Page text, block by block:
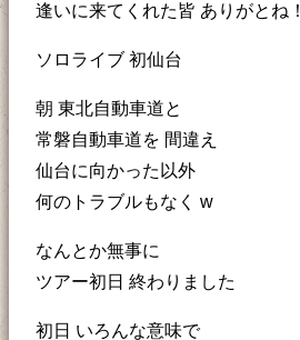
逢いに来てくれた皆 ありがとね！
ソロライブ 初仙台
朝 東北自動車道と
常磐自動車道を 間違え
仙台に向かった以外
何のトラブルもなく w
なんとか無事に
ツアー初日 終わりました
初日 いろんな意味で